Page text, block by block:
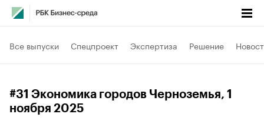
Все выпуски Спецпроект Экспертиза Решение
#31 Экономика городов Черноземья, 1
ноября 2025